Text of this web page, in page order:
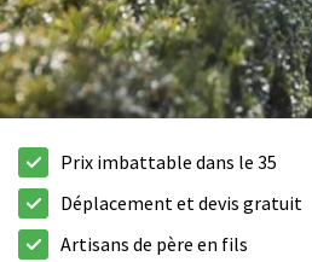
Prix imbattable dans le 35
Déplacement et devis gratuit
Artisans de père en fils